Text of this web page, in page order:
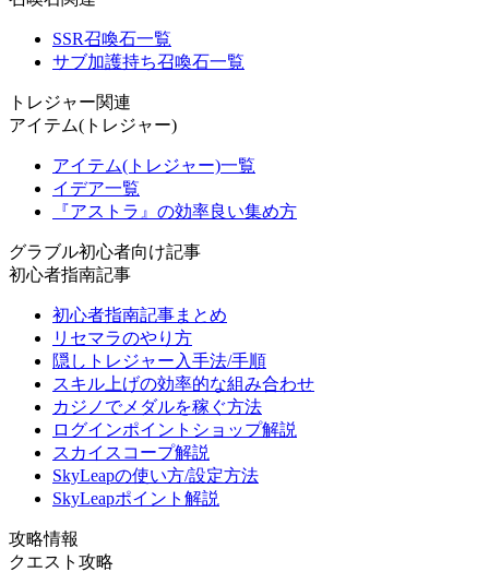
SSR召喚石一覧
サブ加護持ち召喚石一覧
トレジャー関連
アイテム(トレジャー)
アイテム(トレジャー)一覧
イデア一覧
『アストラ』の効率良い集め方
グラブル初心者向け記事
初心者指南記事
初心者指南記事まとめ
リセマラのやり方
隠しトレジャー入手法/手順
スキル上げの効率的な組み合わせ
カジノでメダルを稼ぐ方法
ログインポイントショップ解説
スカイスコープ解説
SkyLeapの使い方/設定方法
SkyLeapポイント解説
攻略情報
クエスト攻略